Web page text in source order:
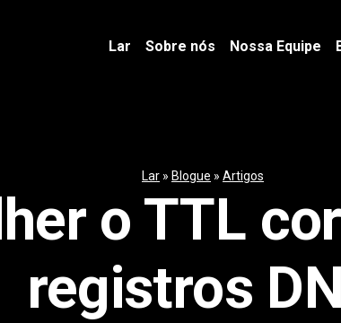
Lar Sobre nós Nossa Equipe
Lar » Blogue » Artigos
o TTL
registros